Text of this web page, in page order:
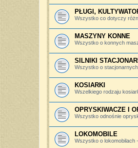
PŁUGI,
Wszystko co dotyczy
MASZYNY KONNE
Wszystko o konnych
SILNIKI
Wszystko o
KOSIARKI
Wszelkiego rodzaju
OPRYSKIWACZE I
Wszystko odnośnie
LOKOMOBILE
Wszystko o lokomobilach